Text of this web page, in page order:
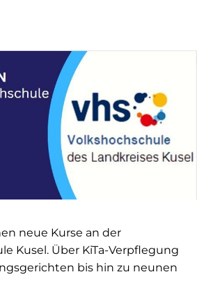
neue Kurse an der
Kusel. Über KiTa-Verpflegung
bis hin zu neunen